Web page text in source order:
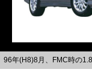
96年(H8)8月、FMC時の